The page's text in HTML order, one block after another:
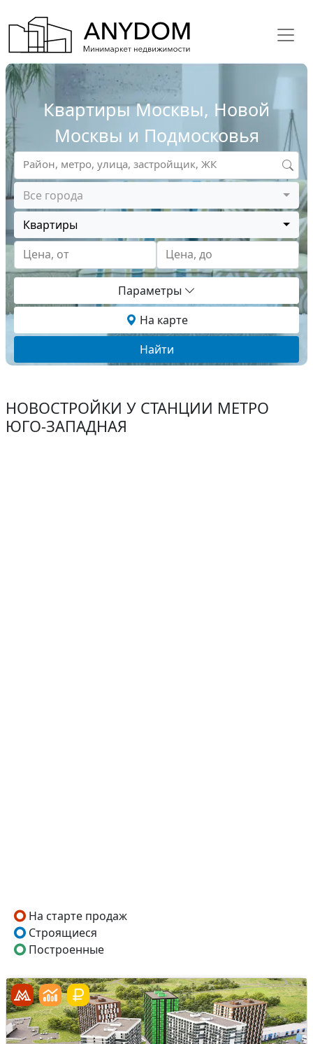
Квартиры Москвы, Новой
Москвы и Подмосковья
Все города
Квартиры
Цена, от
Цена, до
Район, метро, улица, застройщик, ЖК
Параметры
На карте
Найти
НОВОСТРОЙКИ У СТАНЦИИ МЕТРО
ЮГО-ЗАПАДНАЯ
На старте продаж
Строящиеся
Построенные